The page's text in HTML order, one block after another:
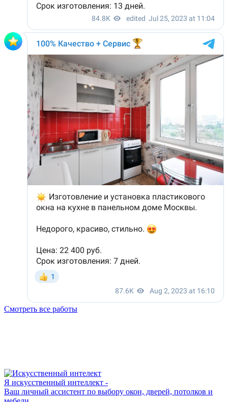
Смотреть все работы
Я искусственный интеллект -
Ваш личный ассистент по выбору окон, дверей, потолков и